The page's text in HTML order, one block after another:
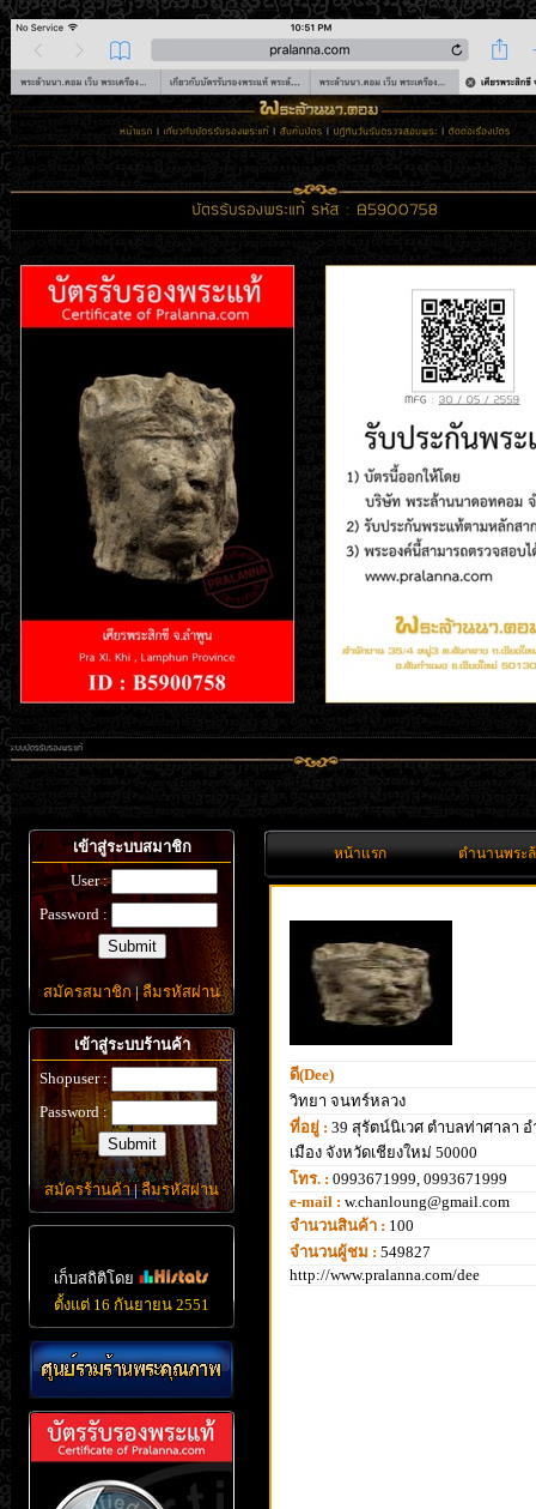
เข้าสู่ระบบสมาชิก
User :
Password :
สมัครสมาชิก|ลืมรหัสผ่าน
เข้าสู่ระบบร้านค้า
Shopuser :
Password :
สมัครร้านค้า|ลืมรหัสผ่าน
เก็บสถิติโดย
ตั้งแต่ 16 กันยายน 2551
หน้าแรก ตำนานพระ
ดี(Dee)
วิทยา จนทร์หลวง
ที่อยู่ : 39 สุรัตน์นิเวศ ตำบลท่าศาลา อ
เมือง จังหวัดเชียงใหม่ 50000
โทร. : 0993671999, 0993671999
e-mail : w.chanloung@gmail.com
จำนวนสินค้า : 100
จำนวนผู้ชม : 549827
http://www.pralanna.com/dee